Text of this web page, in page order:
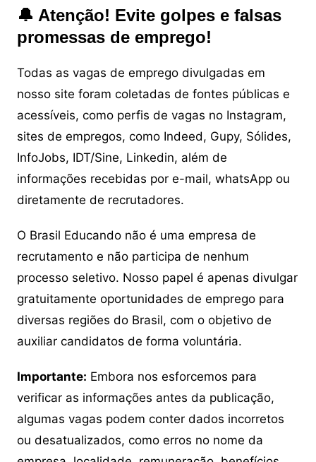
🔔 Atenção! Evite golpes e falsas
promessas de emprego!
Todas as vagas de emprego divulgadas em
nosso site foram coletadas de fontes públicas e
acessíveis, como perfis de vagas no Instagram,
sites de empregos, como Indeed, Gupy, Sólides,
InfoJobs, IDT/Sine, Linkedin, além de
informações recebidas por e-mail, whatsApp ou
diretamente de recrutadores.
O Brasil Educando não é uma empresa de
recrutamento e não participa de nenhum
processo seletivo. Nosso papel é apenas divulgar
gratuitamente oportunidades de emprego para
diversas regiões do Brasil, com o objetivo de
auxiliar candidatos de forma voluntária.
Importante: Embora nos esforcemos para
verificar as informações antes da publicação,
algumas vagas podem conter dados incorretos
ou desatualizados, como erros no nome da